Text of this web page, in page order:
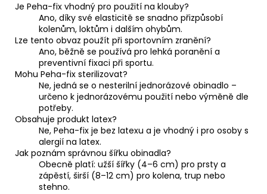
Je Peha-fix vhodný pro použití na klouby?
Ano, díky své elasticitě se snadno přizpůsobí
kolenům, loktům i dalším ohybům.
Lze tento obvaz použít při sportovním zranění?
Ano, běžně se používá pro lehká poranění a
preventivní fixaci při sportu.
Mohu Peha-fix sterilizovat?
Ne, jedná se o nesterilní jednorázové obinadlo –
určeno k jednorázovému použití nebo výměně dle
potřeby.
Obsahuje produkt latex?
Ne, Peha-fix je bez latexu a je vhodný i pro osoby s
alergií na latex.
Jak poznám správnou šířku obinadla?
Obecně platí: užší šířky (4–6 cm) pro prsty a
zápěstí, širší (8–12 cm) pro kolena, trup nebo
stehno.